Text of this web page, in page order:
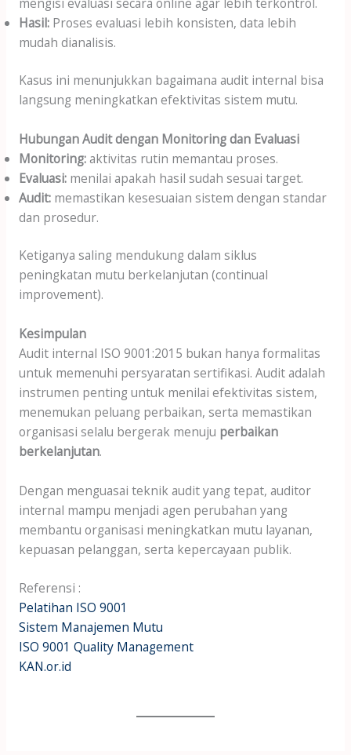
Hasil:Proses evaluasi lebih konsisten, data lebih
mudah dianalisis.
Kasus ini menunjukkan bagaimana audit internal bisa
langsung meningkatkan efektivitas sistem mutu.
Hubungan Audit dengan Monitoring dan Evaluasi
Monitoring:aktivitas rutin memantau proses.
Evaluasi:menilai apakah hasil sudah sesuai target.
Audit:memastikan kesesuaian sistem dengan standar
dan prosedur.
Ketiganya saling mendukung dalam siklus
peningkatan mutu berkelanjutan (continual
improvement).
Kesimpulan
Audit internal ISO 9001:2015 bukan hanya formalitas
untuk memenuhi persyaratan sertifikasi. Audit adalah
instrumen penting untuk menilai efektivitas sistem,
menemukan peluang perbaikan, serta memastikan
organisasi selalu bergerak menuju perbaikan
berkelanjutan.
Dengan menguasai teknik audit yang tepat, auditor
internal mampu menjadi agen perubahan yang
membantu organisasi meningkatkan mutu layanan,
kepuasan pelanggan, serta kepercayaan publik.
Referensi :
Pelatihan ISO 9001
Sistem Manajemen Mutu
ISO 9001 Quality Management
KAN.or.id